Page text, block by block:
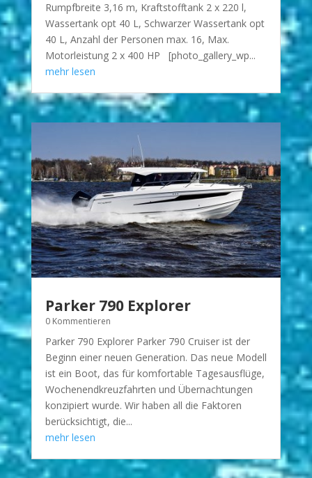
Rumpfbreite 3,16 m, Kraftstofftank 2 x 220 l,
Wassertank opt 40 L, Schwarzer Wassertank opt
40 L, Anzahl der Personen max. 16, Max.
Motorleistung 2 x 400 HP [photo_gallery_wp...
mehr lesen
Parker 790 Explorer
0 Kommentieren
Parker 790 Explorer Parker 790 Cruiser ist der
Beginn einer neuen Generation. Das neue Modell
ist ein Boot, das für komfortable Tagesausflüge,
Wochenendkreuzfahrten und Übernachtungen
konzipiert wurde. Wir haben all die Faktoren
berücksichtigt, die...
mehr lesen